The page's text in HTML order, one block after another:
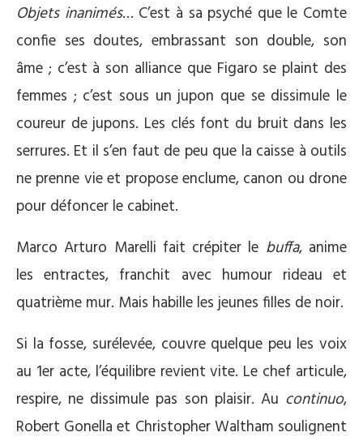
Objets inanimés… C’est à sa psyché que le Comte
confie ses doutes, embrassant son double, son
âme ; c’est à son alliance que Figaro se plaint des
femmes ; c’est sous un jupon que se dissimule le
coureur de jupons. Les clés font du bruit dans les
serrures. Et il s’en faut de peu que la caisse à outils
ne prenne vie et propose enclume, canon ou drone
pour défoncer le cabinet.
Marco Arturo Marelli fait crépiter le buffa, anime
les entractes, franchit avec humour rideau et
quatrième mur. Mais habille les jeunes filles de noir.
Si la fosse, surélevée, couvre quelque peu les voix
au 1er acte, l’équilibre revient vite. Le chef articule,
respire, ne dissimule pas son plaisir. Au continuo,
Robert Gonella et Christopher Waltham soulignent